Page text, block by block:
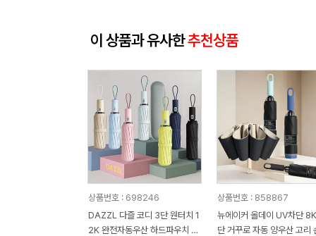
이 상품과 유사한추천상품
상품번호 : 698246
DAZZL 다즐 코디 3단 원터치 1
2K 완전자동우산 하드파우치 포
상품번호 : 858867
뉴에이커 올데이 UV차단
단 거꾸로 자동 양우산 고리